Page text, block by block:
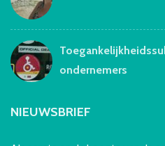
ondernemers
NIEUWSBRIEF